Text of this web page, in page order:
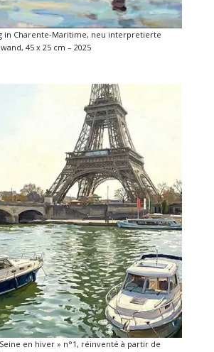
in Charente-Maritime, neu interpretierte
45 x 25 cm – 2025
en hiver » n°1, réinventé à partir de